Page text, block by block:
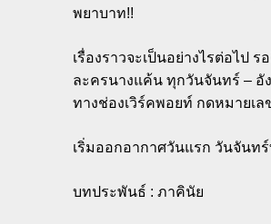
พยาบาท!!
เรื่องราวจะเป็นอย่างไรต่อไป
ละครนางแค้น ทุกวันจันทร์ – อัง
ทางช่องเวิร์คพอยท์ กดหมายเล
เริ่มออกอากาศวันแรก วันจันท
บทประพันธ์ : ภาคินัย